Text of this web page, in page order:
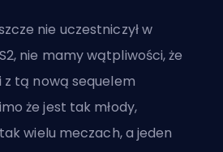
nie uczestniczył w
nie mamy wątpliwości, że
z tą nową sequelem
że jest tak młody,
wielu meczach, a jeden